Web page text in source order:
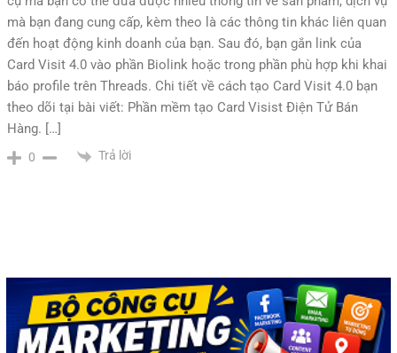
mà bạn đang cung cấp, kèm theo là các thông tin khác liên quan
đến hoạt động kinh doanh của bạn. Sau đó, bạn gắn link của
Card Visit 4.0 vào phần Biolink hoặc trong phần phù hợp khi khai
báo profile trên Threads. Chi tiết về cách tạo Card Visit 4.0 bạn
theo dõi tại bài viết: Phần mềm tạo Card Visist Điện Tử Bán
Hàng. […]
0 Trả lời